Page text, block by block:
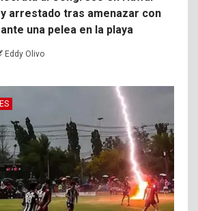
arrestado tras amenazar con
una pelea en la playa
Eddy Olivo